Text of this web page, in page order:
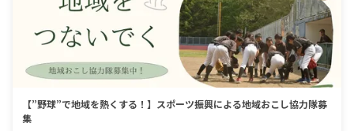
【”野球”で地域を熱くする！】スポーツ振興による地域おこし協力隊募
集